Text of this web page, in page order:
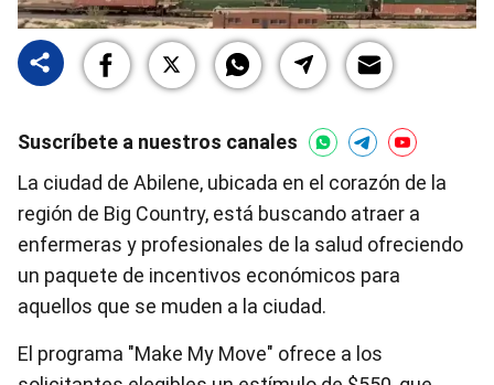
Suscríbete a nuestros canales
La ciudad de Abilene, ubicada en el corazón de la
región de Big Country, está buscando atraer a
enfermeras y profesionales de la salud ofreciendo
un paquete de incentivos económicos para
aquellos que se muden a la ciudad.
El programa "Make My Move" ofrece a los